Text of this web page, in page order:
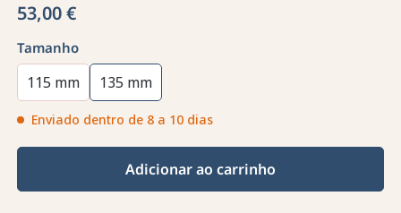
53,00 €
Tamanho
115 mm 135 mm
Enviado dentro de 8 a 10 dias
Adicionar ao carrinho